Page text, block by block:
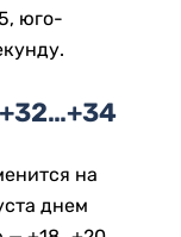
юго-
на
днем